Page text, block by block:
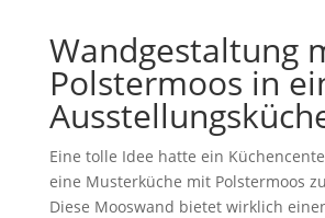
Wandgestaltung
Polstermoos in
Eine tolle Idee hatte ein
eine Musterküche mit Polstermoos
Diese Mooswand bietet wirklich